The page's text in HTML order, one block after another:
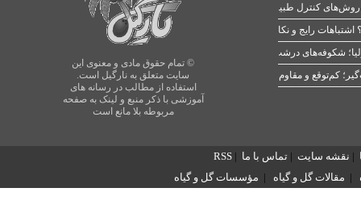
© تمام حقوق مادی و معنوی این
سایت متعلق به نارگیل است.
استفاده از مطالب در رسانه های
آموزشی با ذکر منبع و لینک به صفحه
مربوطه بلا مانع است
رایج و نکات طلایی
شکوفه‌های درشت در بهار
| نقشه سایت | تماس با ما |
RSS
| مقالات گل و گیاه | مؤسسات گل و گیاه